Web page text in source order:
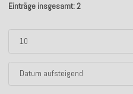
Einträge insgesamt: 2